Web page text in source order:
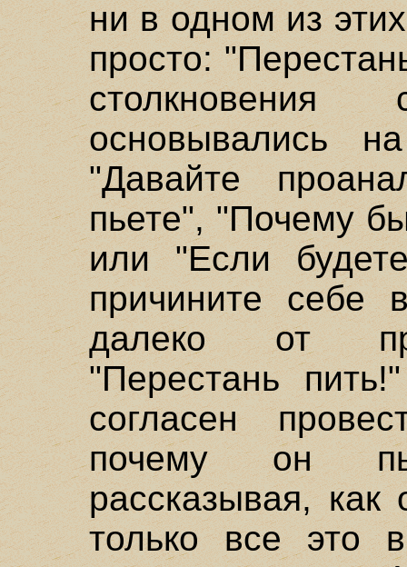
ни в одном из
просто:
столкновения
основывались
"Давайте
пьете", "Почему
или "Если
причините себе
далеко от
"Перестань
согласен
почему он
рассказывая, как
только все это